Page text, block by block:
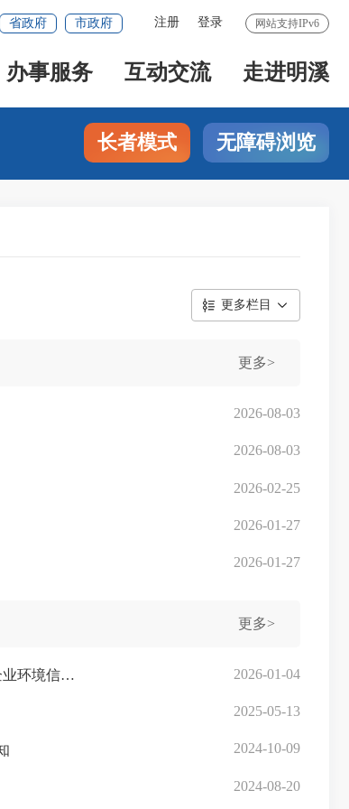
网站支持IPv6
注册 登录
省政府 市政府
办事服务 互动交流 走进明溪
长者模式 无障碍浏览
更多栏目
更多>
2026-08-03
2026-08-03
2026-02-25
2026-01-27
2026-01-27
更多>
2026-01-04
福建省生态环境厅 福建省发展和改革委员会 中国人民银行福建省分行 国家金融监督管理总局福建监管局关于印发《福建省企业环境信用评价实施方案》的通知
2025-05-13
2024-10-09
2024-08-20